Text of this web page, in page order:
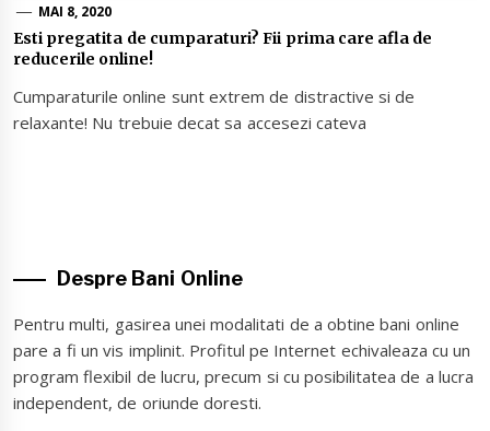
MAI 8, 2020
Esti pregatita de cumparaturi? Fii prima care afla de
reducerile online!
Cumparaturile online sunt extrem de distractive si de
relaxante! Nu trebuie decat sa accesezi cateva
Despre Bani Online
Pentru multi, gasirea unei modalitati de a obtine bani online
pare a fi un vis implinit. Profitul pe Internet echivaleaza cu un
program flexibil de lucru, precum si cu posibilitatea de a lucra
independent, de oriunde doresti.